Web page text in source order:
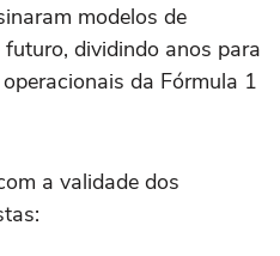
modelos de
dividindo anos para
da Fórmula 1
a validade dos